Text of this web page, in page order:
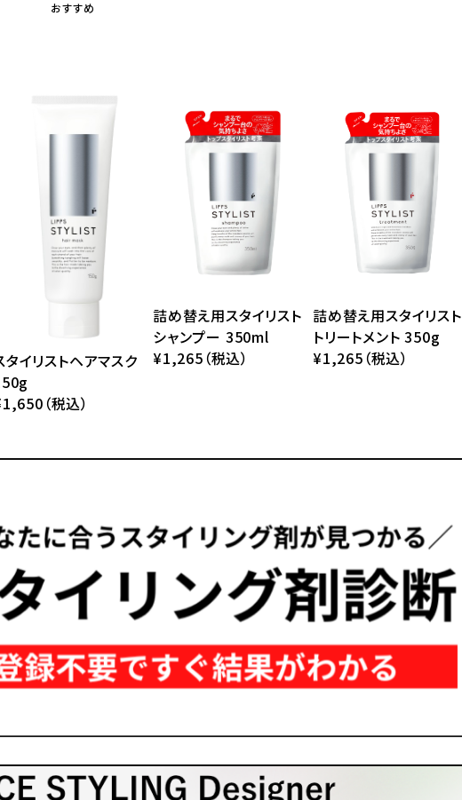
おすすめ
タイリストヘアマスク
（税込）
詰め替え用スタイリスト
シャンプー 350ml
¥1,265（税込）
詰め替え用スタイリスト
トリートメント 350g
¥1,265（税込）